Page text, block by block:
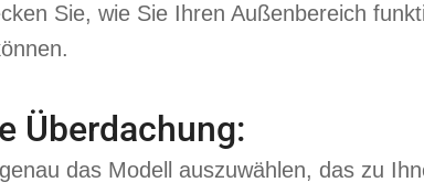
Sie, wie Sie Ihren Außenbereich
Überdachung:
das Modell auszuwählen, das zu